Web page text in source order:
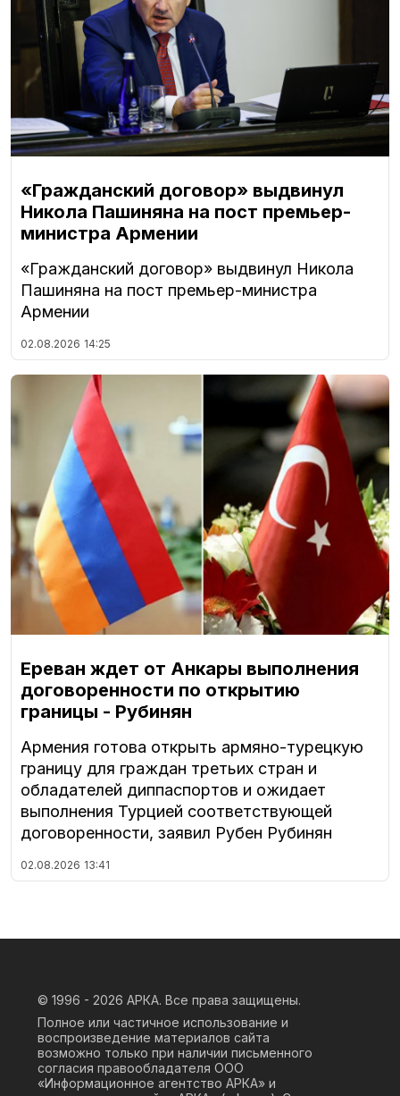
«Гражданский договор» выдвинул
Никола Пашиняна на пост премьер-
министра Армении
«Гражданский договор» выдвинул Никола
Пашиняна на пост премьер-министра
Армении
02.08.2026 14:25
Ереван ждет от Анкары выполнения
договоренности по открытию
границы - Рубинян
Армения готова открыть армяно-турецкую
границу для граждан третьих стран и
обладателей диппаспортов и ожидает
выполнения Турцией соответствующей
договоренности, заявил Рубен Рубинян
02.08.2026 13:41
© 1996 - 2026 АРКА. Все права защищены.
Полное или частичное использование и
воспроизведение материалов сайта
возможно только при наличии письменного
согласия правообладателя ООО
«Информационное агентство АРКА» и